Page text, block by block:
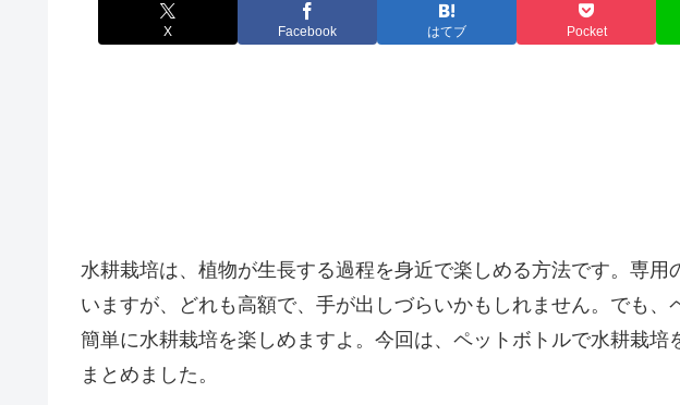
X Facebook はてブ Pocket
水耕栽培は、植物が生長する過程を身近で楽しめる方法です。専用
いますが、どれも高額で、手が出しづらいかもしれません。でも、
簡単に水耕栽培を楽しめますよ。今回は、ペットボトルで水耕栽培
まとめました。